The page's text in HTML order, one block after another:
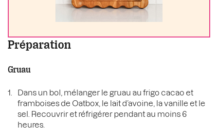
Préparation
Gruau
Dans un bol, mélanger le gruau au frigo cacao et
framboises de Oatbox, le lait d’avoine, la vanille et le
sel. Recouvrir et réfrigérer pendant au moins 6
heures.